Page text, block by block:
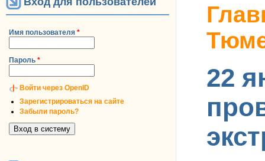
Имя пользователя *
Пароль *
Войти через OpenID
Зарегистрироваться на сайте
Забыли пароль?
Вы
22